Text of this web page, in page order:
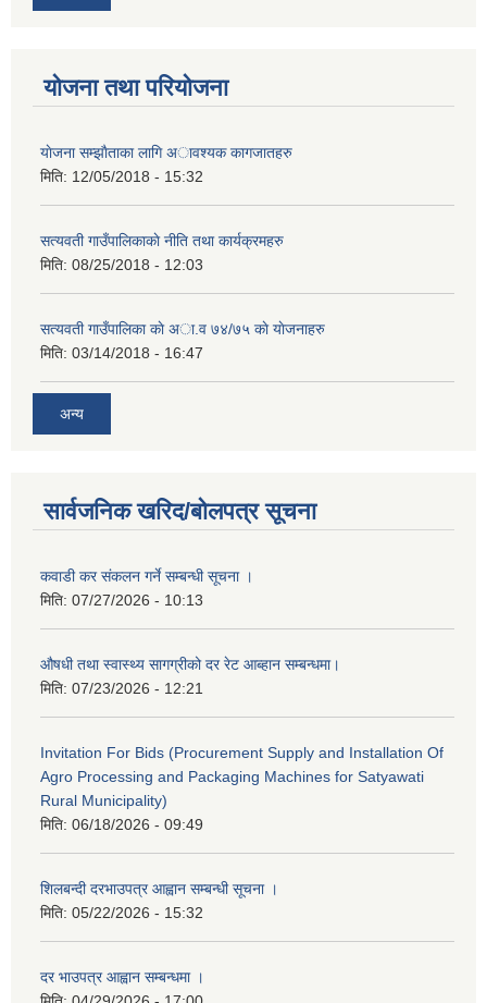
योजना तथा परियोजना
याेजना सम्झाैताका लागि अावश्यक कागजातहरु
मिति: 12/05/2018 - 15:32
सत्यवती गाउँपालिकाकाे नीति तथा कार्यक्रमहरु
मिति: 08/25/2018 - 12:03
सत्यवती गाउँपालिका काे अा‍.व ७४/७५ काे याेजनाहरु
मिति: 03/14/2018 - 16:47
अन्य
सार्वजनिक खरिद/बोलपत्र सूचना
कवाडी कर संकलन गर्ने सम्बन्धी सूचना ।
मिति: 07/27/2026 - 10:13
औषधी तथा स्वास्थ्य सागग्रीको दर रेट आब्हान सम्बन्धमा।
मिति: 07/23/2026 - 12:21
Invitation For Bids (Procurement Supply and Installation Of
Agro Processing and Packaging Machines for Satyawati
Rural Municipality)
मिति: 06/18/2026 - 09:49
शिलबन्दी दरभाउपत्र आह्वान सम्बन्धी सूचना ।
मिति: 05/22/2026 - 15:32
दर भाउपत्र आह्वान सम्बन्धमा ।